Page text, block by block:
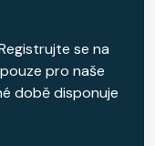
se na
pro naše
době disponuje